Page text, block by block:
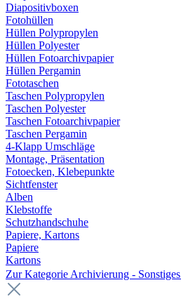
Diapositivboxen
Fotohüllen
Hüllen Polypropylen
Hüllen Polyester
Hüllen Fotoarchivpapier
Hüllen Pergamin
Fototaschen
Taschen Polypropylen
Taschen Polyester
Taschen Fotoarchivpapier
Taschen Pergamin
4-Klapp Umschläge
Montage, Präsentation
Fotoecken, Klebepunkte
Sichtfenster
Alben
Klebstoffe
Schutzhandschuhe
Papiere, Kartons
Papiere
Kartons
Zur Kategorie Archivierung - Sonstiges